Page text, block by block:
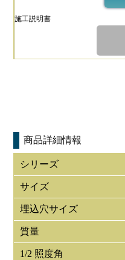
施工説明書
商品詳細情報
シリーズ
サイズ
埋込穴サイズ
質量
1/2 照度角